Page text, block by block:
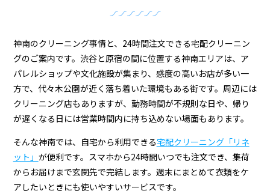
配
ク
リ
ー
ニ
ン
グ
神南のクリーニング事情と、24時間注文できる宅配クリーニン
グのご案内です。渋谷と原宿の間に位置する神南エリアは、ア
パレルショップや文化施設が集まり、感度の高いお店が多い一
方で、代々木公園が近く落ち着いた環境もある街です。周辺には
クリーニング店もありますが、勤務時間が不規則な日や、帰り
が遅くなる日には営業時間内に持ち込めない場面もあります。
そんな神南では、自宅から利用できる宅配クリーニング「リネ
ット」 が便利です。スマホから24時間いつでも注文でき、集荷
からお届けまで玄関先で完結します。週末にまとめて衣類をケ
アしたいときにも使いやすいサービスです。